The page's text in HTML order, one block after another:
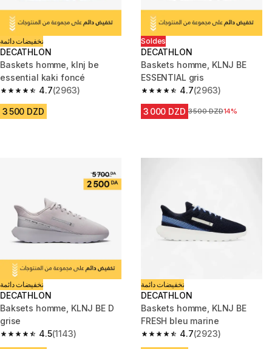
تخفيضات دائمة
DECATHLON
Baskets homme, klnj be
essential kaki foncé
4.7
4.7 out of 5 stars from 2963 reviews
(2963)
3 500 DZD
Soldes
DECATHLON
Baskets homme, KLNJ BE
ESSENTIAL gris
4.7
4.7 out of 5 stars from 2963
(2963)
3 000 DZD Prix avant la réduction
3 500 DZD14%
تخفيضات دائمة
DECATHLON
Baksets homme, KLNJ BE D
grise
4.5
4.5 out of 5 stars from 1143 reviews
(1143)
تخفيضات دائمة
DECATHLON
Baskets homme, KLNJ BE
FRESH bleu marine
4.7
4.7 out of 5 stars from 2923
(2923)